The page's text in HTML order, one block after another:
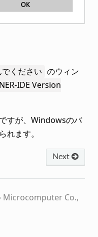
ください のウィン
IDE Version
すが、Windowsのバ
れます。
Next
Microcomputer Co.,